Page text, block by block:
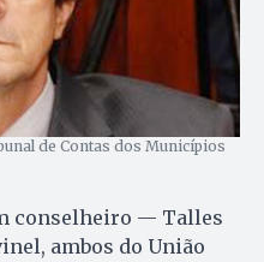
de Contas dos Municípios
conselheiro — Talles
ambos do União